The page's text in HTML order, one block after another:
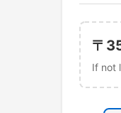
〒
If not